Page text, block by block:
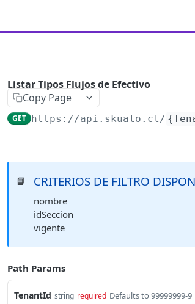
Listar Tipos Flujos de Efectivo
Copy Page
GET https://api.skualo.cl/
📘 CRITERIOS DE FILTRO
nombre
idSeccion
vigente
Path Params
TenantId string required Defaults to 99999999-9